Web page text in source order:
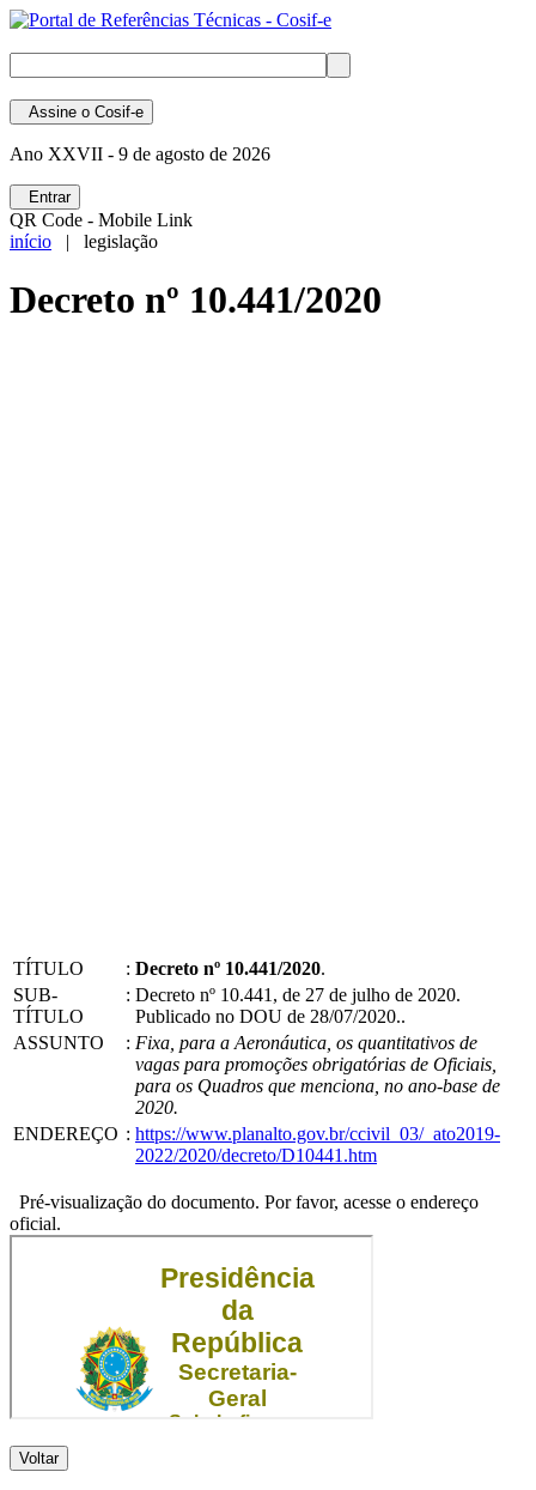
Assine o Cosif-e
Ano XXVII - 9 de agosto de 2026
Entrar
QR Code - Mobile Link
início | legislação
Decreto nº 10.441/2020
TÍTULO : Decreto nº 10.441/2020.
SUB-
TÍTULO
: Decreto nº 10.441, de 27 de julho de 2020.
Publicado no DOU de 28/07/2020..
ASSUNTO
: Fixa, para a Aeronáutica, os quantitativos de
vagas para promoções obrigatórias de Oficiais,
para os Quadros que menciona, no ano-base de
2020.
ENDEREÇO : https://www.planalto.gov.br/ccivil_03/_ato2019-
2022/2020/decreto/D10441.htm
Pré-visualização do documento. Por favor, acesse o endereço
oficial.
Voltar